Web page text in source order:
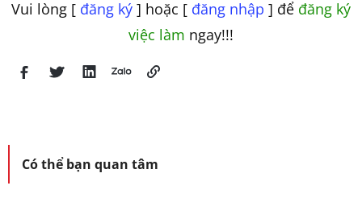
Vui lòng [ đăng ký ] hoặc [ đăng nhập ] để đăng ký
việc làm ngay!!!
Có thể bạn quan tâm